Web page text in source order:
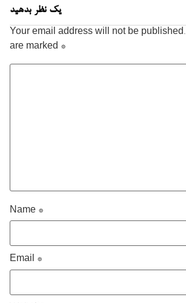
یک نظر بدهید
Your email address will not be published.
are marked *
Name *
Email *